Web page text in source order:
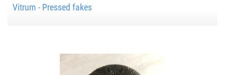
Vitrum - Pressed fakes